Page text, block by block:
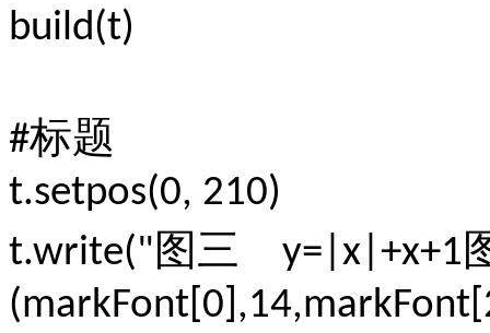
build(t)
#标题
t.setpos(0, 210)
t.write("图三 y=|x|+x+1